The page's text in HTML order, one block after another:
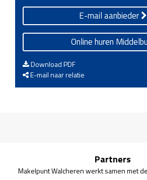
E-mail aanbieder
Online huren
Download PDF
E-mail naar relatie
Partners
Makelpunt Walcheren werkt samen met